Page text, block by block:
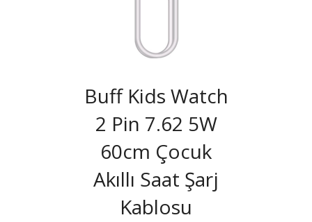
Buff Kids Watch
2 Pin 7.62 5W
60cm Çocuk
Akıllı Saat Şarj
Kablosu